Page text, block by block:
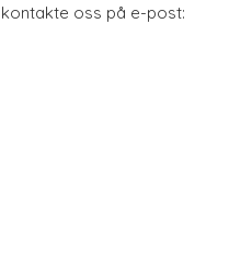
oss på e-post: